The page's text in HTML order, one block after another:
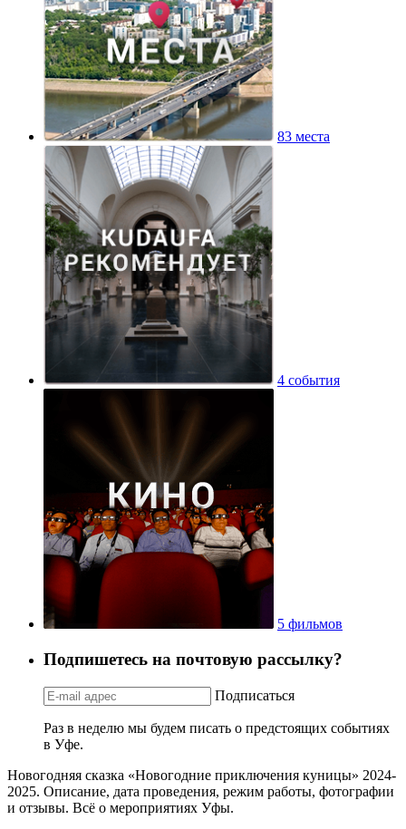
83 места
4 события
5 фильмов
Подпишетесь на почтовую рассылку?
Подписаться
Раз в неделю мы будем писать о предстоящих событиях
в Уфе.
Новогодняя сказка «Новогодние приключения куницы» 2024-
2025. Описание, дата проведения, режим работы, фотографии
и отзывы. Всё о мероприятиях Уфы.